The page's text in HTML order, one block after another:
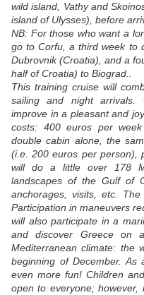
wild island, Vathy and
island of Ulysses), before
NB: For those who want a
go to Corfu, a third week to
Dubrovnik (Croatia), and a
half of Croatia) to Biograd..
This training cruise will
sailing and night arrivals.
improve in a pleasant and
costs: 400 euros per
double cabin alone, the
(i.e. 200 euros per person),
will do a little over 178
landscapes of the Gulf of
anchorages, visits, etc.
Participation in maneuvers
will also participate in a
and discover Greece on
Mediterranean climate: the
beginning of December.
even more fun! Children
open to everyone;